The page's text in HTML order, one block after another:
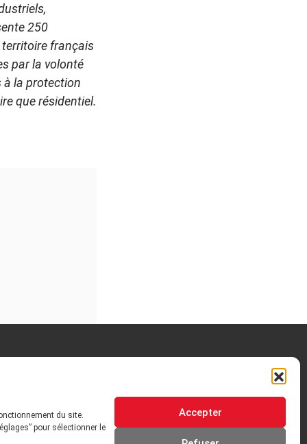
du site.
pour sélectionner le
Accepter
250
territoire français
par la volonté
à la protection
que résidentiel.